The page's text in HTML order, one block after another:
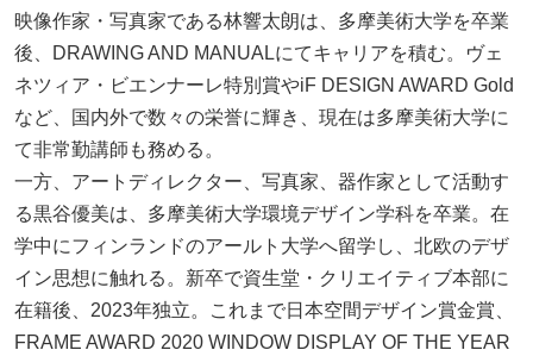
映像作家・写真家である林響太朗は、多摩美術大学を卒業
後、DRAWING AND MANUALにてキャリアを積む。ヴェ
ネツィア・ビエンナーレ特別賞やiF DESIGN AWARD Gold
など、国内外で数々の栄誉に輝き、現在は多摩美術大学に
て非常勤講師も務める。
一方、アートディレクター、写真家、器作家として活動す
る黒谷優美は、多摩美術大学環境デザイン学科を卒業。在
学中にフィンランドのアールト大学へ留学し、北欧のデザ
イン思想に触れる。新卒で資生堂・クリエイティブ本部に
在籍後、2023年独立。これまで日本空間デザイン賞金賞、
FRAME AWARD 2020 WINDOW DISPLAY OF THE YEAR